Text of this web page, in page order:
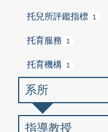
托兒所評鑑指標 1
托育服務 1
托育機構 1
系所
指導教授